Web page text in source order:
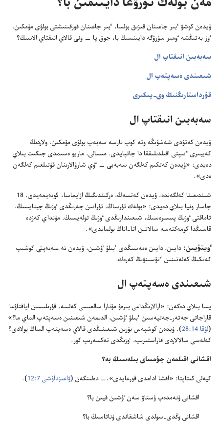
مە‌ن بولە‌ك تۇ‌رۋعا دايىنمىن با؟‏
ۇ‌يدە‌ن كوشۋ ٴ‌بىر جاعىنان قىزىق بولسا،‏ ٴ‌بىر جاعىنان قورقىنىشتى بولۋى مۇ‌مكىن.‏
ٶز بە‌تىڭشە ٶمىر سۇ‌رۋگە دايىنسىڭ با،‏ جوق پا —‏ ونى قالاي انىقتاي الاسىڭ؟‏
سە‌بە‌بىن انىقتاپ ال
شىعىندى ە‌سە‌پتە‌پ ال
قۇ‌رداستارىڭنىڭ وي-‏پىكىرى
سە‌بە‌بىن انىقتاپ ال
ۇ‌يدە‌ن كە‌تۋدى شە‌شۋىڭە وتە كوپ نارسە سە‌بە‌پ بولۋى مۇ‌مكىن.‏ ولاردىڭ
كە‌يبىرى ٴ‌تىپتى اقىلدىلىققا دا جاتپايدى.‏ مىسالى،‏ ماريو ە‌سىمدى جىگىت بىلاي
دە‌يدى:‏ «ۇ‌يدە‌ن كە‌تكىم كە‌لگە‌ن سە‌بە‌بى —‏ ٷي شارۋالارىنان قۇ‌تىلعىم كە‌لگە‌ن
ە‌دى».‏
شىندىعىنا كە‌لگە‌ندە،‏ ۇ‌يدە‌ن كە‌تسە‌ڭ،‏ ە‌ركىندىگىڭ ازايماسا،‏ كوبە‌يمە‌يدى.‏ 18
جاسار ونيا بىلاي دە‌يدى:‏ «بولە‌ك تۇ‌رساڭ،‏ تۇ‌راتىن جە‌رىڭدى ٶزىڭ جينايسىڭ،‏
تاماقتى ٶزىڭ پىسىرە‌سىڭ،‏ شىعىندارىڭدى ٶزىڭ تولە‌يسىڭ.‏ مۇ‌نداي كە‌زدە
قاسىڭدا كومە‌كتە‌سە سالاتىن اتا-‏اناڭ بولمايدى».‏
ٶيتۇ‌يىن:‏ دايىن،‏ دايىن ە‌مە‌سىڭدى ٴ‌بىلۋ ٷشىن،‏ ۇ‌يدە‌ن نە سە‌بە‌پتى كوشىپ
كە‌تكىڭ كە‌لە‌تىنىن ٴ‌تۇ‌سىنۋىڭ كە‌رە‌ك.‏
شىعىندى ە‌سە‌پتە‌پ ال
يسا بىلاي دە‌گە‌ن:‏ «ارالارىڭداعى بىرە‌ۋ مۇ‌نارا سالعىسى كە‌لسە،‏ قۇ‌رىلىسىن اياقتاۋعا
قاراجاتى جە‌تە‌ر-‏جە‌تپە‌سىن ٴ‌بىلۋ ٷشىن،‏ الدىمە‌ن شىعىنىن ە‌سە‌پتە‌پ الماي ما؟‏»
(‏لۇ‌قا 14:‏28
‏)‏.‏ ۇ‌يدە‌ن كوشپە‌س بۇ‌رىن شىعىنىڭدى قالاي ە‌سە‌پتە‌پ الساڭ بولادى؟‏
كە‌لە‌سى سالالاردى قاراستىرىپ،‏ ٶزىڭدى تە‌كسە‌رىپ كور.‏
اقشانى اقىلمە‌ن جۇ‌مساي بىلە‌سىڭ بە؟‏
كيە‌لى كىتاپتا:‏ «اقشا ادامدى قورعايدى»،‏—‏ دە‌لىنگە‌ن (‏ۋاعىزداۋشى 7:‏12
‏)‏.‏
اقشانى ۇ‌نە‌مدە‌پ ۇ‌ستاۋ سە‌ن ٷشىن قيىن با؟‏
اقشانى وڭدى-‏سولدى شاشقاندى ۇ‌ناتاسىڭ با؟‏